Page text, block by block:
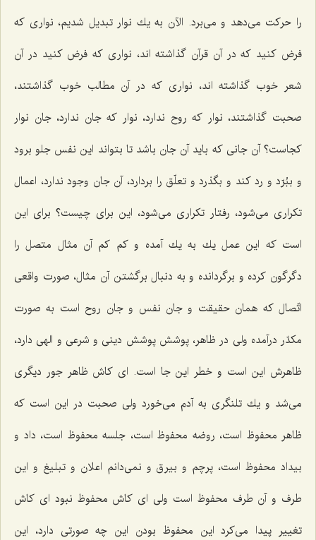
را حركت می‌دهد و می‌برد. الآن به یك نوار تبدیل شدیم، نواری كه
فرض كنید كه در آن قرآن گذاشته اند، نواری كه فرض كنید در آن
شعر خوب گذاشته اند، نواری كه در آن مطالب خوب گذاشتند،
صحبت گذاشتند، نوار كه روح ندارد، نوار كه جان ندارد، جان نوار
كجاست؟ آن جانی كه باید آن جان باشد تا بتواند این نفس جلو برود
و ببُرّد و رد كند و بگذرد و تعلّق را بردارد، آن جان وجود ندارد، اعمال
تكراری می‌شود، رفتار تكراری می‌شود، این برای چیست؟ برای این
است كه این عمل یك به یك آمده و كم كم آن مثال متصل را
دگرگون كرده و برگردانده و به دنبال برگشتن آن مثال، صورت واقعی
اتّصال كه همان حقیقت و جان نفس و جان روح است به صورت
مكدّر درآمده ولی در ظاهر، پوشش پوشش دینی و شرعی و الهی دارد،
ظاهرش این است و خطر این جا است. ای كاش ظاهر جور دیگری
می‌شد و یك تلنگری به آدم می‌خورد ولی صحبت در این است كه
ظاهر محفوظ است، روضه محفوظ است، جلسه محفوظ است، داد و
بیداد محفوظ است، پرچم و بیرق و نمی‌دانم اعلان و تبلیغ و این
طرف و آن طرف محفوظ است ولی ای كاش محفوظ نبود ای كاش
تغییر پیدا می‌كرد این محفوظ بودن این چه صورتی دارد، این